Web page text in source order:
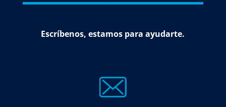
Escríbenos, estamos para ayudarte.